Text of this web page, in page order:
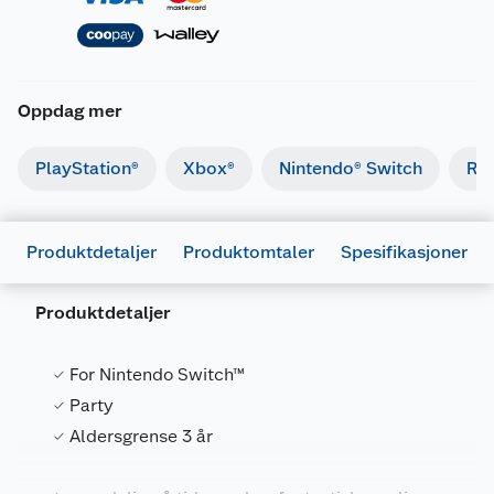
Oppdag mer
PlayStation® Xbox® Nintendo® Switch
Produktdetaljer Produktomtaler Spesifikasjoner
Produktdetaljer
For Nintendo Switch™
Party
Aldersgrense 3 år
Generelt
Artikkelnummer